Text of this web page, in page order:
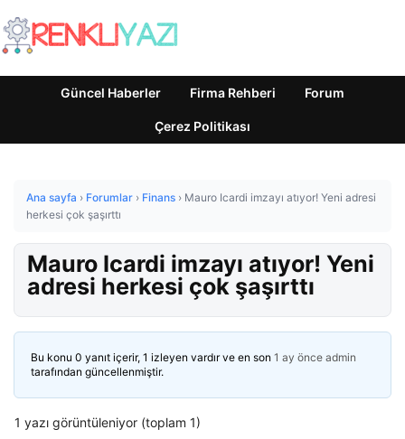
Güncel Haberler Firma Rehberi Forum
Çerez Politikası
Ana sayfa › Forumlar › Finans › Mauro Icardi imzayı atıyor! Yeni adresi
herkesi çok şaşırttı
Mauro Icardi imzayı atıyor! Yeni
adresi herkesi çok şaşırttı
Bu konu 0 yanıt içerir, 1 izleyen vardır ve en son 1 ay önce admin
tarafından güncellenmiştir.
1 yazı görüntüleniyor (toplam 1)